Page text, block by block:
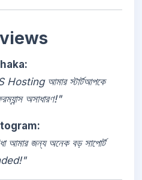
আমার স্টার্টআপকে
অসাধারণ!"
আমার জন্য অনেক বড় সাপোর্ট